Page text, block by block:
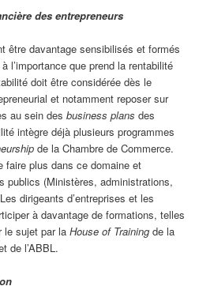
des entrepreneurs
être davantage sensibilisés et formés
l’importance que prend la rentabilité
doit être considérée dès le
et notamment reposer sur
au sein desbusiness plans des
intègre déjà plusieurs programmes
de la Chambre de Commerce.
faire plus dans ce domaine et
publics (Ministères, administrations,
dirigeants d’entreprises et les
à davantage de formations, telles
le sujet par laHouse of Training de la
de l’ABBL.